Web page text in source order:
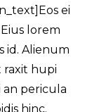
ei
lorem
id. Alienum
raxit hupi
an pericula
hinc.